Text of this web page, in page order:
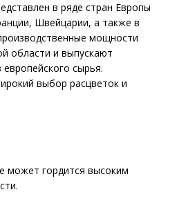
в ряде стран Европы
Швейцарии, а также в
мощности
области и выпускают
сырья.
выбор расцветок и
может гордится высоким